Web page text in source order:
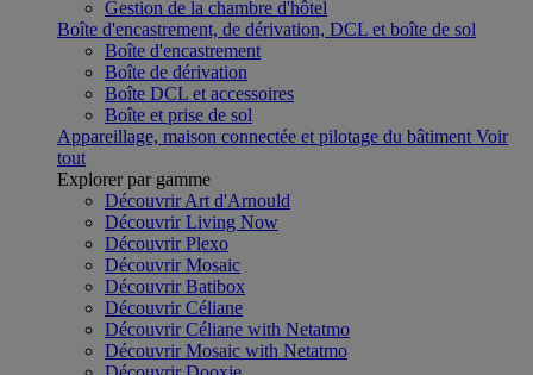
Gestion de la chambre d'hôtel
Boîte d'encastrement, de dérivation, DCL et boîte de sol
Boîte d'encastrement
Boîte de dérivation
Boîte DCL et accessoires
Boîte et prise de sol
Appareillage, maison connectée et pilotage du bâtiment Voir
tout
Explorer par gamme
Découvrir Art d'Arnould
Découvrir Living Now
Découvrir Plexo
Découvrir Mosaic
Découvrir Batibox
Découvrir Céliane
Découvrir Céliane with Netatmo
Découvrir Mosaic with Netatmo